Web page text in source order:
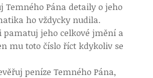
Temného Pána detaily o jeho
ho vždycky nudila.
pamatuj jeho celkové jmění a
mu toto číslo říct kdykoliv se
peníze Temného Pána,